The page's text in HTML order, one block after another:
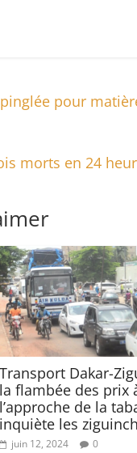
pour
morts en 24
Transport Dakar-
la flambée des prix
l’approche de la
inquiète les
juin 12, 2024 0